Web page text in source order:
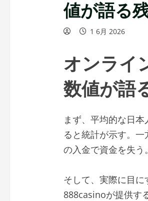
値が語る
1 6月 2026
オンライ
数値が語
まず、平均的な日
ると統計が示す。
の入金で資金を失う
そして、実際に目に
888casinoが提供す